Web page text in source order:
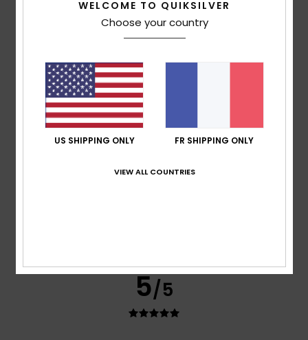
Afficher original - Castellano
Confort: 5/5 Rapport qualité / prix
parfaiteMatière: 5/5 Coloris
Je recommande ce produit
5
5/5
WELCOME TO QUIKSILVER
Choose your country
US SHIPPING ONLY FR SHIPPING ONLY
VIEW ALL COUNTRIES